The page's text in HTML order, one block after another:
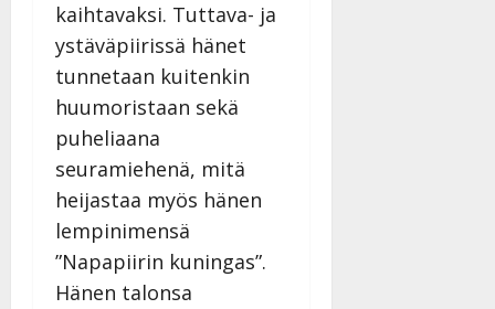
kaihtavaksi. Tuttava- ja
ystäväpiirissä hänet
tunnetaan kuitenkin
huumoristaan sekä
puheliaana
seuramiehenä, mitä
heijastaa myös hänen
lempinimensä
”Napapiirin kuningas”.
Hänen talonsa